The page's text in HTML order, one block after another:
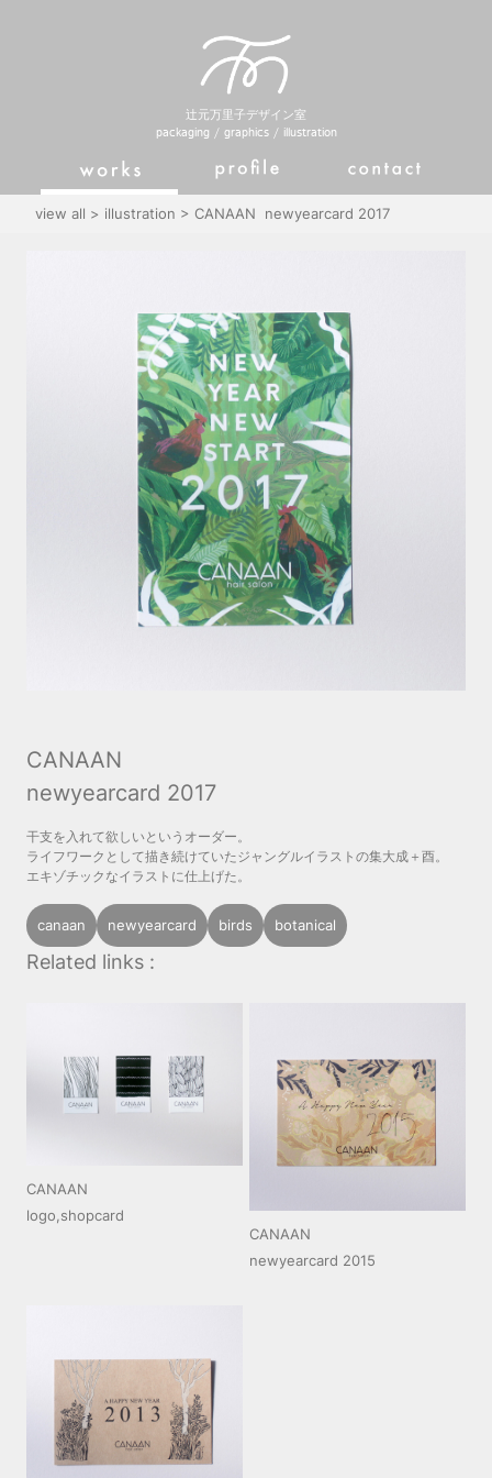
辻元万里子デザイン室
packaging / graphics / illustration
view all > illustration > CANAAN newyearcard 2017
CANAAN
newyearcard 2017
干支を入れて欲しいというオーダー。
ライフワークとして描き続けていたジャングルイラストの集大成＋酉。
エキゾチックなイラストに仕上げた。
canaan newyearcard birds botanical
Related links :
CANAAN
logo,shopcard
CANAAN
newyearcard 2015